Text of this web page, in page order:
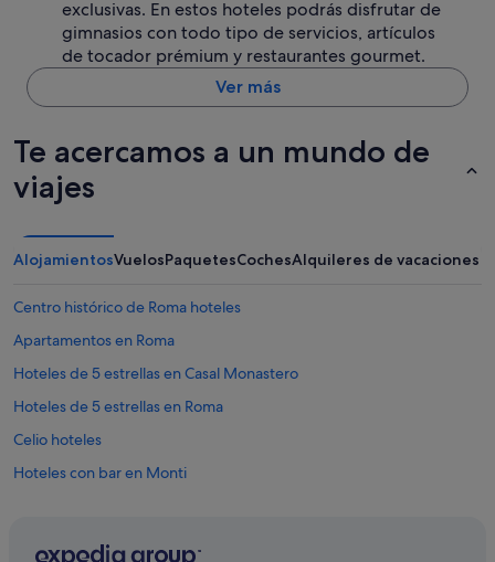
exclusivas. En estos hoteles podrás disfrutar de
gimnasios con todo tipo de servicios, artículos
de tocador prémium y restaurantes gourmet.
Ver más
Te acercamos a un mundo de
viajes
AlojamientosVuelosPaquetesCochesAlquileres de vacaciones
Centro histórico de Roma hoteles
Apartamentos en Roma
Hoteles de 5 estrellas en Casal Monastero
Hoteles de 5 estrellas en Roma
Celio hoteles
Hoteles con bar en Monti